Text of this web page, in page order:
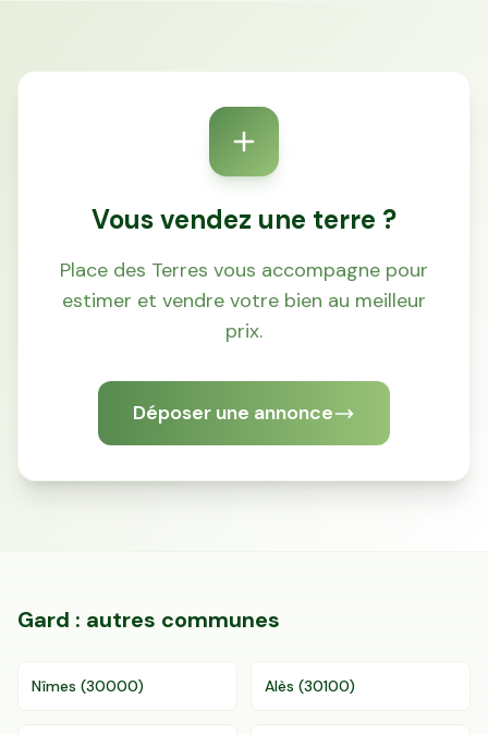
Vous vendez une terre ?
Place des Terres vous accompagne pour
estimer et vendre votre bien au meilleur
prix.
Déposer une annonce
Gard : autres communes
Nîmes (30000) Alès (30100)